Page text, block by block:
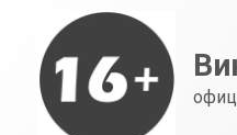
содержимому